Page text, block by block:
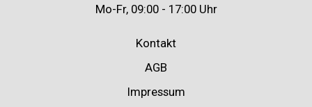
Mo-Fr, 09:00 - 17:00 Uhr
Kontakt
AGB
Impressum